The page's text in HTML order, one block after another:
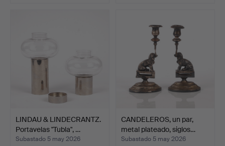
LINDAU & LINDECRANTZ.
Portavelas "Tubla", …
Subastado 5 may 2026
CANDELEROS, un par,
metal plateado, siglos…
Subastado 5 may 2026